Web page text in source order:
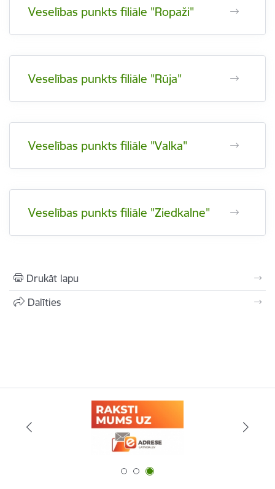
Veselības punkts filiāle "Ropaži"
Veselības punkts filiāle "Rūja"
Veselības punkts filiāle "Valka"
Veselības punkts filiāle "Ziedkalne"
Drukāt lapu
Dalīties